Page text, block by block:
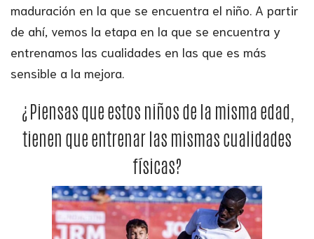
maduración en la que se encuentra el niño. A partir
de ahí, vemos la etapa en la que se encuentra y
entrenamos las cualidades en las que es más
sensible a la mejora.
¿Piensas que estos niños de la misma edad,
tienen que entrenar las mismas cualidades
físicas?